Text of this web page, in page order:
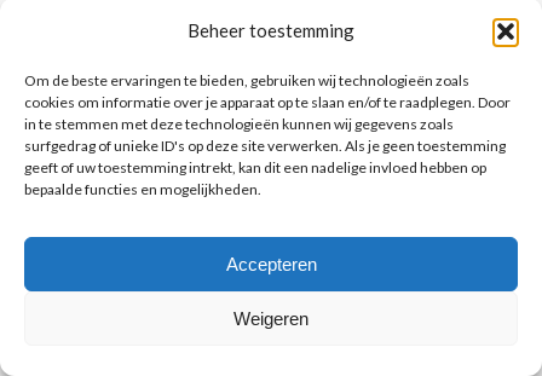
Beheer toestemming
Om de beste ervaringen te bieden, gebruiken wij technologieën zoals
cookies om informatie over je apparaat op te slaan en/of te raadplegen. Door
in te stemmen met deze technologieën kunnen wij gegevens zoals
surfgedrag of unieke ID's op deze site verwerken. Als je geen toestemming
geeft of uw toestemming intrekt, kan dit een nadelige invloed hebben op
bepaalde functies en mogelijkheden.
Accepteren
Weigeren